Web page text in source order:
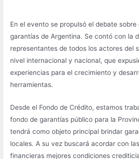
En el evento se propulsó el debate sobre
garantías de Argentina. Se contó con la
representantes de todos los actores del
nivel internacional y nacional, que
experiencias para el crecimiento y
herramientas.
Desde el Fondo de Crédito, estamos
fondo de garantías público para la
tendrá como objeto principal brindar
locales. A su vez buscará acordar con
financieras mejores condiciones